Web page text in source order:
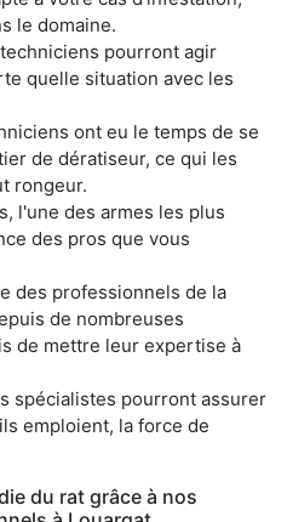
le domaine.
pourront agir
quelle situation avec les
ont eu le temps de se
de dératiseur, ce qui les
rongeur.
l'une des armes les plus
des pros que vous
des professionnels de la
de nombreuses
de mettre leur expertise à
spécialistes pourront assurer
emploient, la force de
du rat grâce à nos